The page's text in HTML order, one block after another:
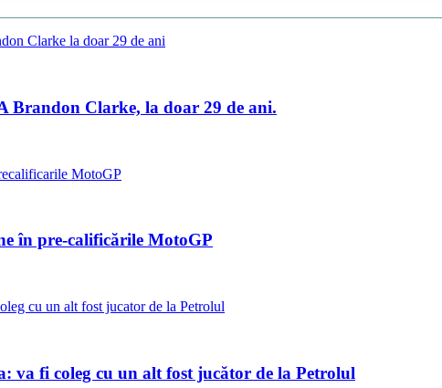
Brandon Clarke, la doar 29 de ani.
în pre-calificările MotoGP
va fi coleg cu un alt fost jucător de la Petrolul